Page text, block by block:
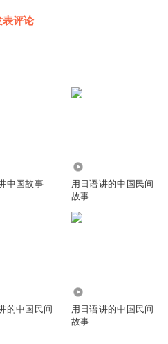
表评论
中国故事
用日语讲的中国民间
故事
的中国民间
用日语讲的中国民间
故事